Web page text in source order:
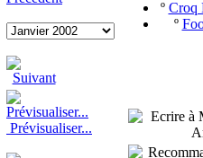
Prévisualiser...
º Croq
º